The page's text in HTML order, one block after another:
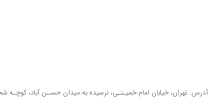
آدرس: تهران، خیابان امام خمیـنـی، نرسیده به میدان حسـن آباد، کوچـه